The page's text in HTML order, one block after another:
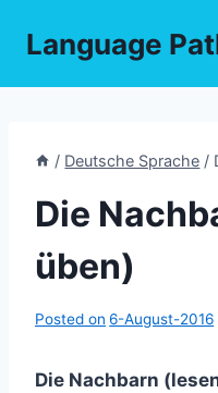
Language
/ Deutsche Sprache /
Die
üben)
Posted on 6-August-2016
Die Nachbarn